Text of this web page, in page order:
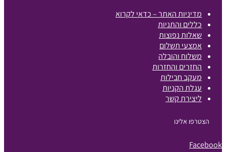
מדיניות האתר – כדאי לקרוא
כללים והתניות
שאלות נפוצות
אמצעי תשלום
משלוח והובלה
החזרים והחזרות
מעקב חבילות
עגלת הקניות
ליצירת קשר
הצטרפו אלינו
Facebook